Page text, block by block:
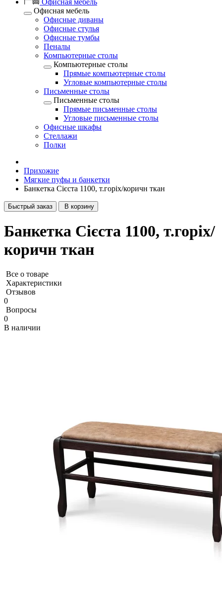
Офисная мебель
Офисная мебель
Офисные диваны
Офисные стулья
Офисные тумбы
Пеналы
Компьютерные столы
Компьютерные столы
Прямые компьютерные столы
Угловые компьютерные столы
Письменные столы
Письменные столы
Прямые письменные столы
Угловые письменные столы
Офисные шкафы
Стеллажи
Полки
Прихожие
Мягкие пуфы и банкетки
Банкетка Сієста 1100, т.горіх/коричн ткан
Быстрый заказ В корзину
Банкетка Сієста 1100, т.горіх/
коричн ткан
Все о товаре
Характеристики
Отзывов
0
Вопросы
0
В наличии